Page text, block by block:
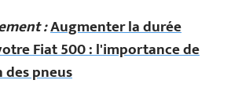
:Augmenter la durée
Fiat 500 : l'importance de
des pneus